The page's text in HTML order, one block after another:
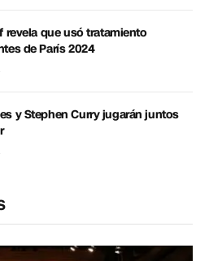
revela que usó tratamiento
de París 2024
y Stephen Curry jugarán juntos